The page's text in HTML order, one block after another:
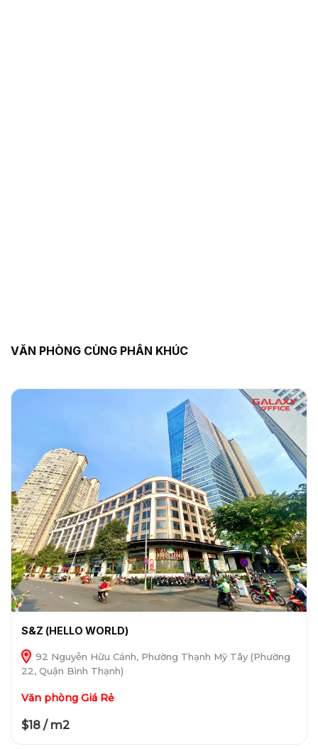
VĂN PHÒNG CÙNG PHÂN KHÚC
S&Z (HELLO WORLD)
92 Nguyễn Hữu Cảnh, Phường Thạnh Mỹ Tây (Phường
22, Quận Bình Thạnh)
Văn phòng Giá Rẻ
$18 / m2